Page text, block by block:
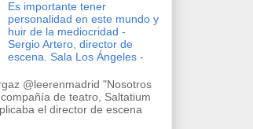
Es importante tener
personalidad en este mundo y
huir de la mediocridad -
Sergio Artero, director de
escena. Sala Los Ángeles -
@leerenmadrid "Nosotros
de teatro, Saltatium
el director de escena